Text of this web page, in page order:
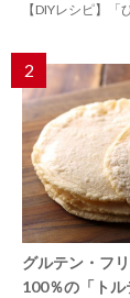
【DIYレシピ】
2
グルテン・フ
100％の「トル